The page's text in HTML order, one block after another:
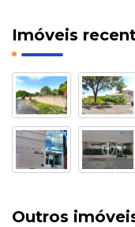
Imóveis
Outros